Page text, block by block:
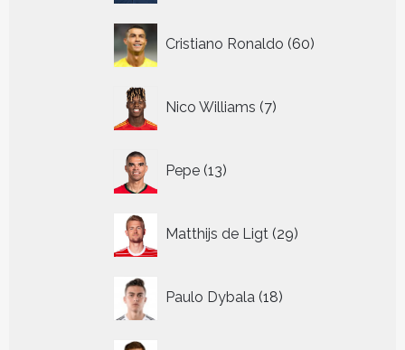
Cristiano Ronaldo 60
producten
Nico Williams 7
producten
Pepe 13
producten
Matthijs de Ligt 29
producten
Paulo Dybala 18
producten